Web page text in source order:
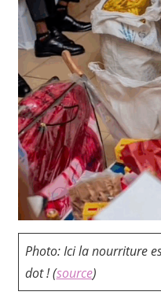
Photo: Ici la nourriture
dot ! (source)